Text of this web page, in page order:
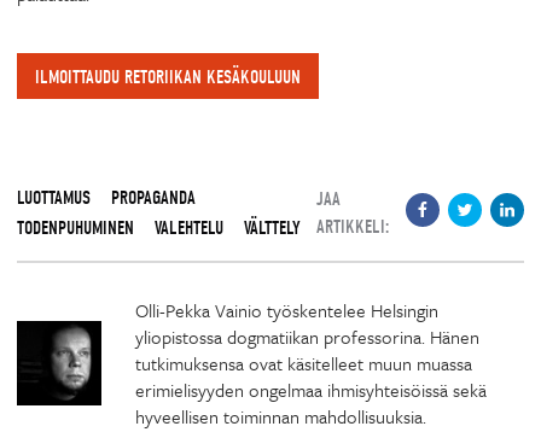
ILMOITTAUDU RETORIIKAN KESÄKOULUUN
LUOTTAMUS
PROPAGANDA
TODENPUHUMINEN
VALEHTELU VÄLTTELY
JAA
ARTIKKELI:
Olli-Pekka Vainio työskentelee Helsingin
yliopistossa dogmatiikan professorina. Hänen
tutkimuksensa ovat käsitelleet muun muassa
erimielisyyden ongelmaa ihmisyhteisöissä sekä
hyveellisen toiminnan mahdollisuuksia.